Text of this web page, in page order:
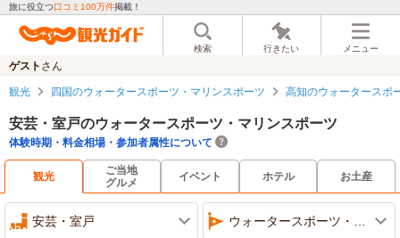
旅に役立つ口コミ100万件掲載！
検索 行きたい メニュー
ゲスト さん
観光 四国のウォータースポーツ・マリンスポーツ 高知のウォータースポ
安芸・室戸のウォータースポーツ・マリンスポーツ
体験時期・料金相場・参加者属性について
観光
ご当地
グルメ
イベント ホテル お土産
安芸・室戸 ウォータースポーツ・マリンスポーツ